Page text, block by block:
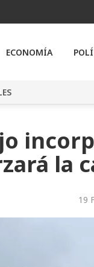
ECONOMÍA
la
19